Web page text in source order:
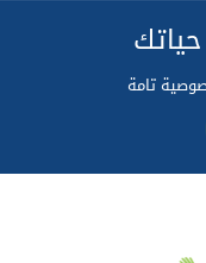
تامة